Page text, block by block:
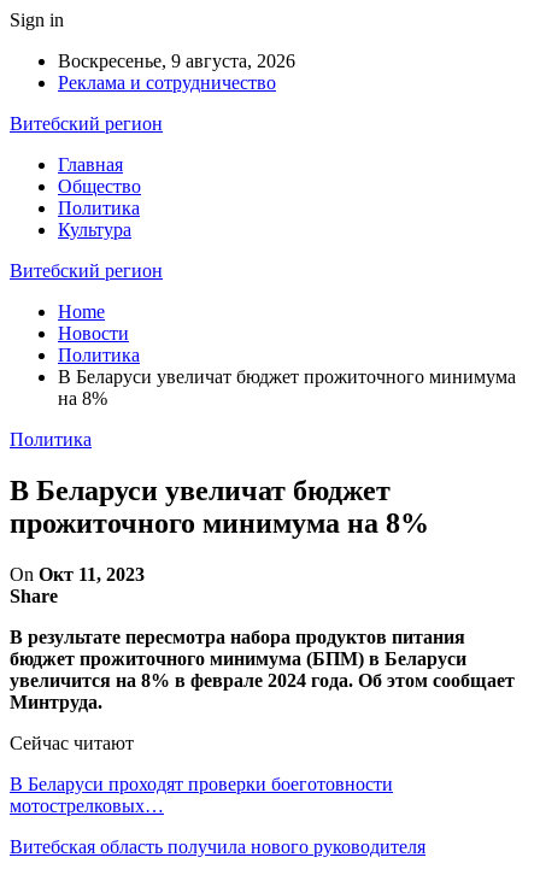
Sign in
Воскресенье, 9 августа, 2026
Реклама и сотрудничество
Витебский регион
Главная
Общество
Политика
Культура
Витебский регион
Home
Новости
Политика
В Беларуси увеличат бюджет прожиточного минимума
на 8%
Политика
В Беларуси увеличат бюджет
прожиточного минимума на 8%
On Окт 11, 2023
Share
В результате пересмотра набора продуктов питания
бюджет прожиточного минимума (БПМ) в Беларуси
увеличится на 8% в феврале 2024 года. Об этом сообщает
Минтруда.
Сейчас читают
В Беларуси проходят проверки боеготовности
мотострелковых…
Витебская область получила нового руководителя